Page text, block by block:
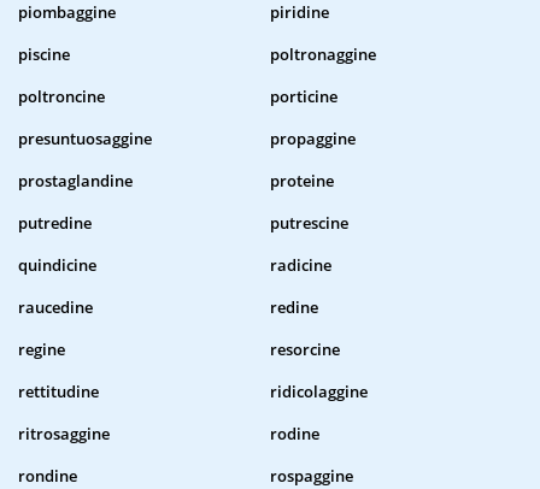
piombaggine
piridine
piscine
poltronaggine
poltroncine
porticine
presuntuosaggine
propaggine
prostaglandine
proteine
putredine
putrescine
quindicine
radicine
raucedine
redine
regine
resorcine
rettitudine
ridicolaggine
ritrosaggine
rodine
rondine
rospaggine